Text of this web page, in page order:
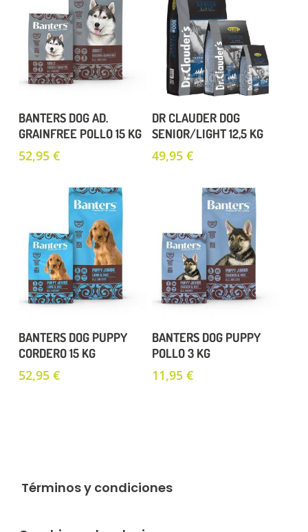
Añadir Al Carrito
BANTERS DOG AD.
GRAINFREE POLLO 15 KG
52,95 €
Añadir Al Carrito
DR CLAUDER DOG
SENIOR/LIGHT 12,5 KG
49,95€
Añadir Al Carrito
BANTERS DOG PUPPY
CORDERO 15 KG
52,95 €
Añadir Al Carrito
BANTERS DOG PUPPY
POLLO 3 KG
11,95€
Términos y condiciones